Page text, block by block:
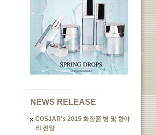
NEWS RELEASE
COSJAR's 2015 화장품 병 및 항아
리 전망